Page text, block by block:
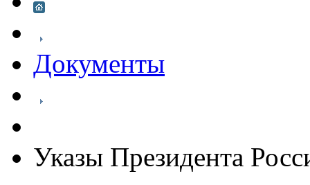
Документы
Указы Президента